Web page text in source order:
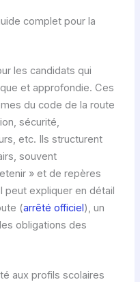
complet pour la
les candidats qui
et approfondie. Ces
du code de la route
sécurité,
etc. Ils structurent
souvent
» et de repères
peut expliquer en détail
(arrêté officiel), un
obligations des
aux profils scolaires